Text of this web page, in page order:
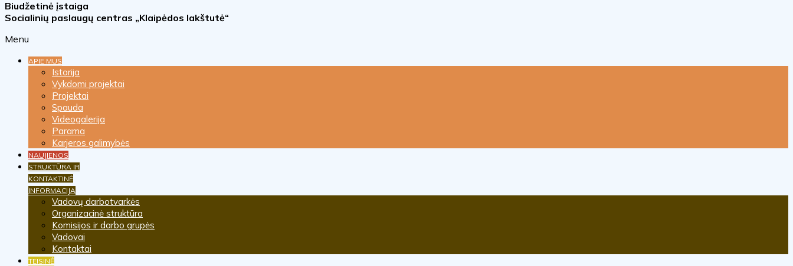
Biudžetinė įstaiga
Socialinių paslaugų centras „Klaipėdos lakštutė“
Menu
APIE MUS
Istorija
Vykdomi projektai
Projektai
Spauda
Videogalerija
Parama
Karjeros galimybės
NAUJIENOS
STRUKTŪRA IR
KONTAKTINĖ
INFORMACIJA
Vadovų darbotvarkės
Organizacinė struktūra
Komisijos ir darbo grupės
Vadovai
Kontaktai
TEISINĖ